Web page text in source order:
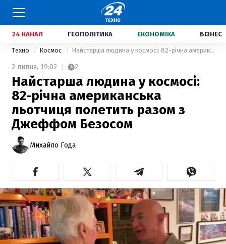
24 КАНАЛ ГЕОПОЛІТИКА ЕКОНОМІКА БІЗНЕС
Техно Космос Найстарша людина у космосі: 82-річна американська льотчиця полетить разом з Джеффом Безосом
2 липня, 19:02 2
Найстарша людина у космосі:
82-річна американська
льотчиця полетить разом з
Джеффом Безосом
Михайло Года